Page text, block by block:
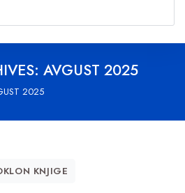
AVGUST 2025
2025
KNJIGE